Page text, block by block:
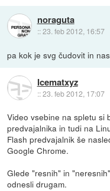
noraguta
::23. feb 2012, 16:57
pa kok je svg čudovit in
Icematxyz
::23. feb 2012, 17:07
Video vsebine na spletu si
predvajalnika in tudi na
Flash predvajalnik še
Google Chrome.
Glede "resnih" in
odnesli drugam.